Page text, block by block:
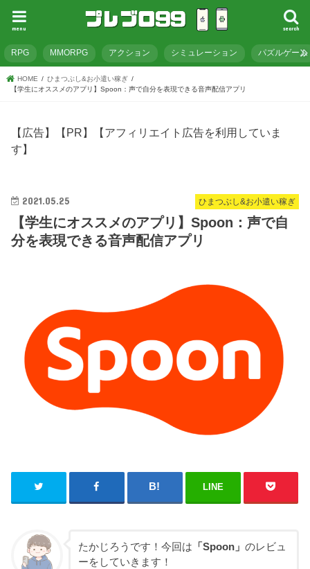
search
menu
RPG MMORPG アクション シミュレーション パズルゲーム
HOME
ひまつぶし&お小遣い稼ぎ
【学生にオススメのアプリ】Spoon：声で自分を表現できる音声配信アプリ
【広告】【PR】【アフィリエイト広告を利用していま
す】
ひまつぶし&お小遣い稼ぎ
2021.05.25
【学生にオススメのアプリ】Spoon：声で自
分を表現できる音声配信アプリ
LINE
たかじろうです！今回は 「Spoon」 のレビュ
ーをしていきます！